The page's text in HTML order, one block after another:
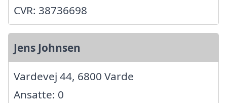
CVR: 38736698
Jens Johnsen
Vardevej 44, 6800 Varde
Ansatte: 0